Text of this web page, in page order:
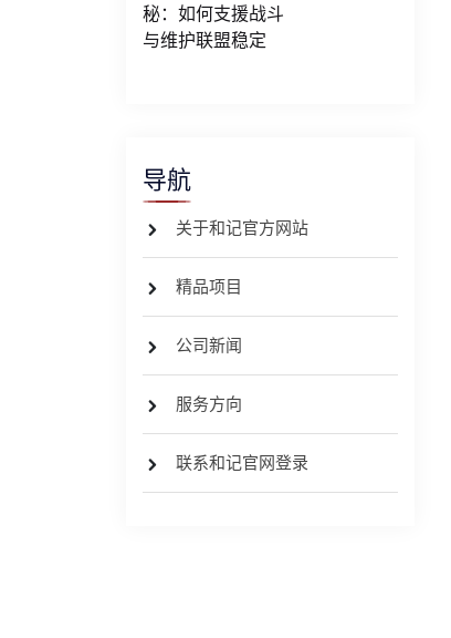
秘：如何支援战斗
与维护联盟稳定
导航
关于和记官方网站
精品项目
公司新闻
服务方向
联系和记官网登录